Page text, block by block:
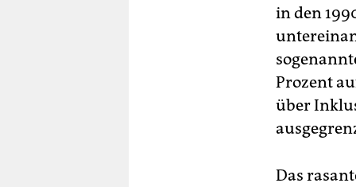
in den
Prozent
über
Das